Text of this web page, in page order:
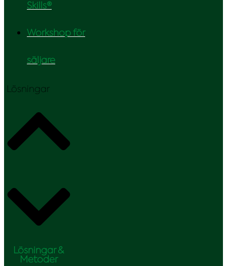
Skills®
Workshop för
säljare
Lösningar
Lösningar &
Metoder